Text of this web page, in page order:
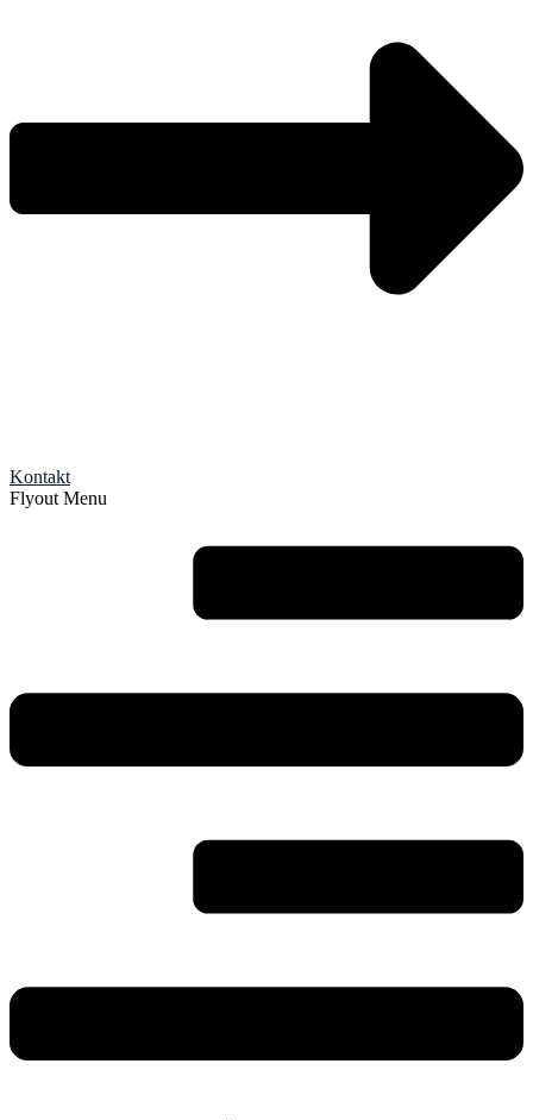
Kontakt
Flyout Menu